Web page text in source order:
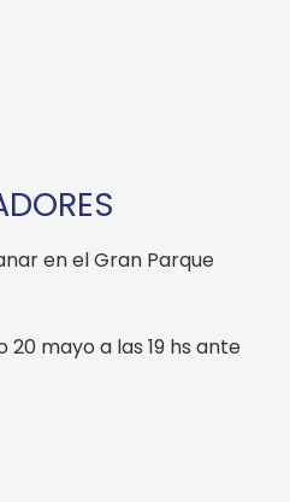
en el Gran Parque
mayo a las 19 hs ante